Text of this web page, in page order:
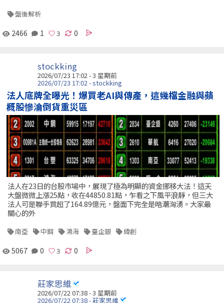
盤後解析
2466 1 0
stockking
2026/07/23 17:02 - 3 星期前
2026/07/23 17:02 - stockking
法人底牌全曝光！爆買老AI與傳產，這幾檔金融與蘋
概股慘淪倒貨重災區
法人在23日的台股市場中，展現了極為明顯的資金挪移大法！這天
大盤微微上漲25點，收在44850.81點，乍看之下風平浪靜，但三大
法人可是聯手買超了164.89億元，盤面下完全是暗潮洶湧。大家最
關心的外
南亞 中鋼 鴻海 臺企銀 緯創
5067 0 0
莊家思維
2026/07/22 07:38 - 3 星期前
2026/07/22 07:38 - 莊家思維